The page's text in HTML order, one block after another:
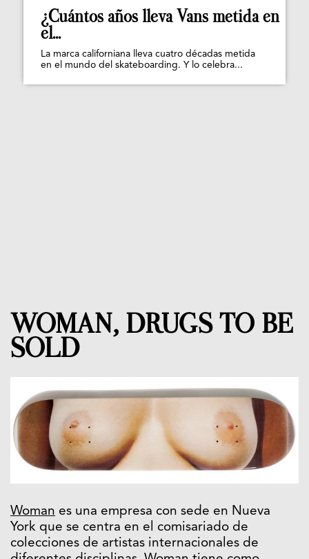
¿Cuántos años lleva Vans metida en
el...
La marca californiana lleva cuatro décadas metida
en el mundo del skateboarding. Y lo celebra...
WOMAN, DRUGS TO BE
SOLD
Woman es una empresa con sede en Nueva
York que se centra en el comisariado de
colecciones de artistas internacionales de